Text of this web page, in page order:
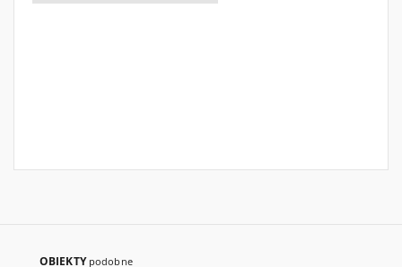
OBIEKTY podobne